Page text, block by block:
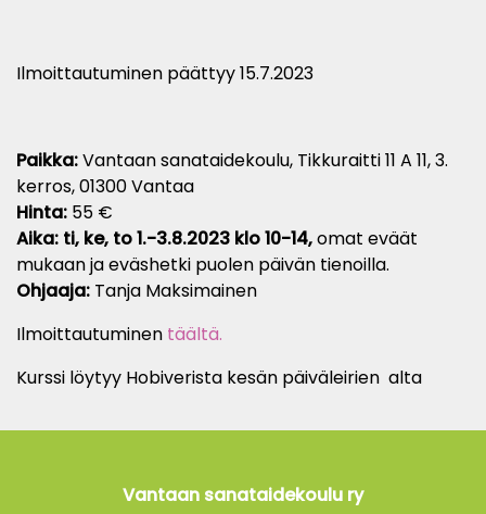
Ilmoittautuminen päättyy 15.7.2023
Paikka:Vantaan sanataidekoulu, Tikkuraitti 11 A 11, 3.
kerros, 01300 Vantaa
Hinta: 55 €
Aika: ti, ke, to 1.-3.8.2023 klo 10-14,omat eväät
mukaan ja eväshetki puolen päivän tienoilla.
Ohjaaja: Tanja Maksimainen
Ilmoittautuminen täältä.
Kurssi löytyy Hobiverista kesän päiväleirien alta
Vantaan sanataidekoulu ry